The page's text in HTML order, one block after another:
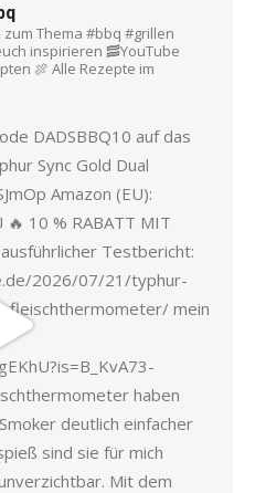
Thema #bbq #grillen
inspirieren 🥓YouTube
🍖 Alle Rezepte im